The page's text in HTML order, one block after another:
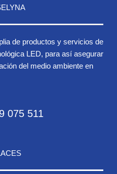
de productos y servicios de
LED, para así asegurar
del medio ambiente en
075 511